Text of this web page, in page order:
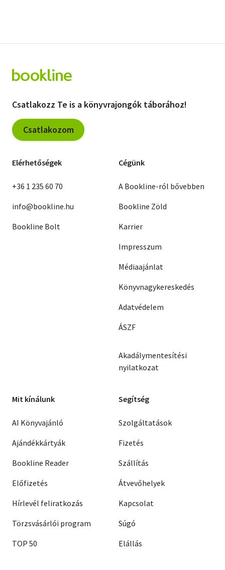
Csatlakozz Te is a könyvrajongók táborához!
Csatlakozom
Elérhetőségek
+36 1 235 60 70
info@bookline.hu
Bookline Bolt
Cégünk
A Bookline-ról bővebben
Bookline Zöld
Karrier
Impresszum
Médiaajánlat
Könyvnagykereskedés
Adatvédelem
ÁSZF
Akadálymentesítési
nyilatkozat
Mit kínálunk
AI Könyvajánló
Ajándékkártyák
Bookline Reader
Előfizetés
Hírlevél feliratkozás
Törzsvásárlói program
TOP 50
Segítség
Szolgáltatások
Fizetés
Szállítás
Átvevőhelyek
Kapcsolat
Súgó
Elállás